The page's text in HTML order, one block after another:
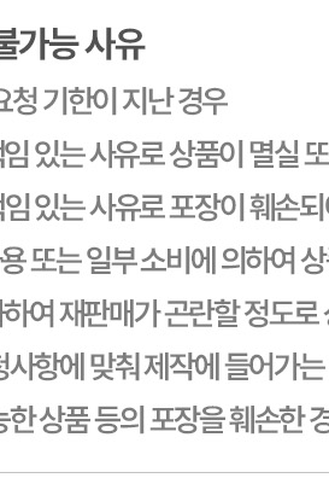
비자보호법에 관한 법률에 의거하여
은 법정대리인이 동의하지 않은 경우
취소할 수 있습니다. 식봄에 등록된
판매자가 등록한 것으로 (주)마켓